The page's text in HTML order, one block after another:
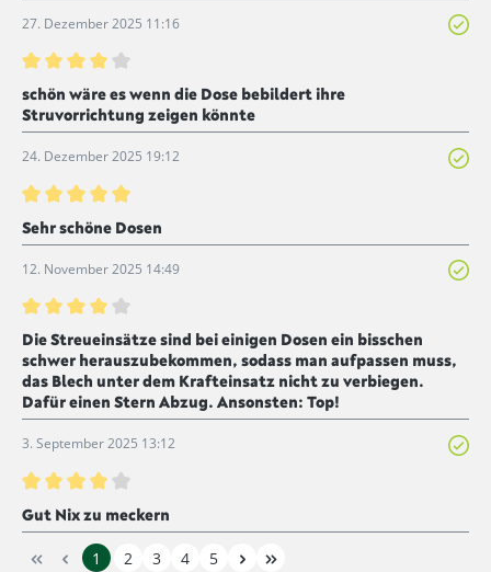
27. Dezember 2025 11:16
Bewertung mit 4 von 5 Sternen
schön wäre es wenn die Dose bebildert ihre
Struvorrichtung zeigen könnte
24. Dezember 2025 19:12
Bewertung mit 5 von 5 Sternen
Sehr schöne Dosen
12. November 2025 14:49
Bewertung mit 4 von 5 Sternen
Die Streueinsätze sind bei einigen Dosen ein bisschen
schwer herauszubekommen, sodass man aufpassen muss,
das Blech unter dem Krafteinsatz nicht zu verbiegen.
Dafür einen Stern Abzug. Ansonsten: Top!
3. September 2025 13:12
Bewertung mit 4 von 5 Sternen
Gut Nix zu meckern
1 2 3 4 5